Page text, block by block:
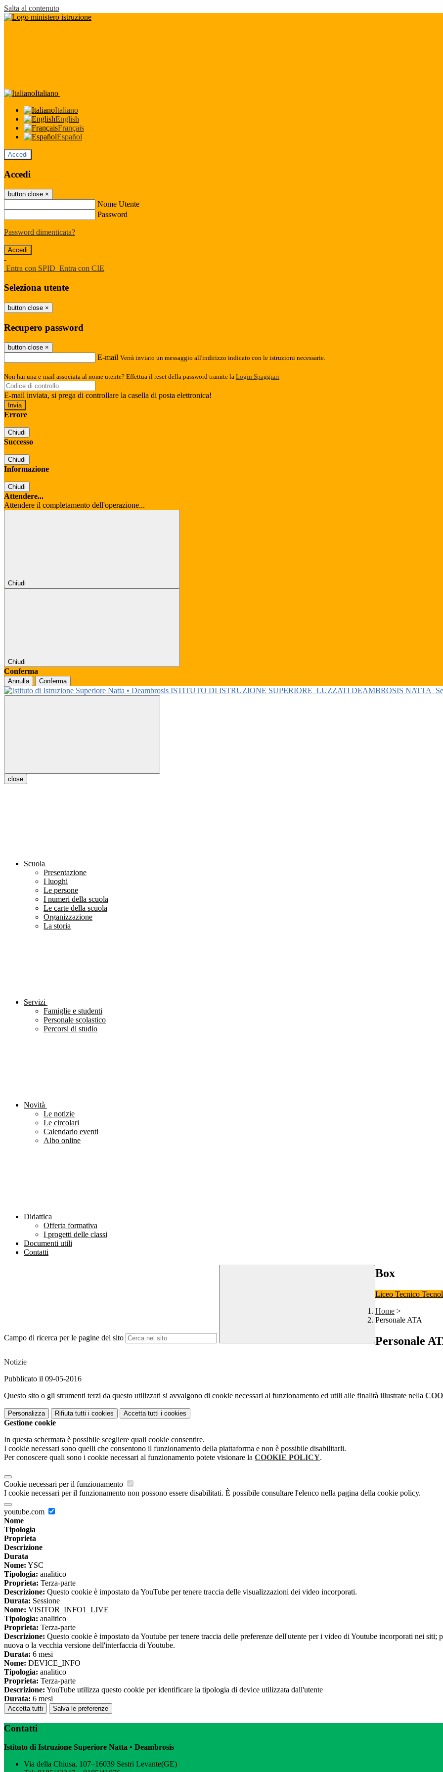
Salta al contenuto
Italiano
Italiano
English
Français
Español
Accedi
Accedi
button close ×
Nome Utente
Password
Password dimenticata?
-
Entra con SPID Entra con CIE
Seleziona utente
button close ×
Recupero password
button close ×
E-mail Verrà inviato un messaggio all'indirizzo indicato con le istruzioni necessarie.
Non hai una e-mail associata al nome utente? Effettua il reset della password tramite la Login Spaggiari
E-mail inviata, si prega di controllare la casella di posta elettronica!
Errore
Chiudi
Successo
Chiudi
Informazione
Chiudi
Attendere...
Attendere il completamento dell'operazione...
Chiudi
Chiudi
Conferma
Annulla Conferma
ISTITUTO DI ISTRUZIONE SUPERIORE LUZZATI DEAMBROSIS NATTA
close
Scuola
Presentazione
I luoghi
Le persone
I numeri della scuola
Le carte della scuola
Organizzazione
La storia
Servizi
Famiglie e studenti
Personale scolastico
Percorsi di studio
Novità
Le notizie
Le circolari
Calendario eventi
Albo online
Didattica
Offerta formativa
I progetti delle classi
Documenti utili
Contatti
Campo di ricerca per le pagine del sito
Box
Liceo Tecnico
Home >
Personale ATA
Personale
Notizie
Pubblicato il 09-05-2016
Questo sito o gli strumenti terzi da questo utilizzati si avvalgono di cookie necessari al funzionamento ed utili alle finalità illustrate nella
Personalizza Rifiuta tutti i cookies Accetta tutti i cookies
Gestione cookie
In questa schermata è possibile scegliere quali cookie consentire.
I cookie necessari sono quelli che consentono il funzionamento della piattaforma e non è possibile disabilitarli.
Per conoscere quali sono i cookie necessari al funzionamento potete visionare la COOKIE POLICY.
Cookie necessari per il funzionamento
I cookie necessari per il funzionamento non possono essere disabilitati. È possibile consultare l'elenco nella pagina della cookie policy.
youtube.com
Nome
Tipologia
Proprieta
Descrizione
Durata
Nome: YSC
Tipologia: analitico
Proprieta: Terza-parte
Descrizione: Questo cookie è impostato da YouTube per tenere traccia delle visualizzazioni dei video incorporati.
Durata: Sessione
Nome: VISITOR_INFO1_LIVE
Tipologia: analitico
Proprieta: Terza-parte
Descrizione: Questo cookie è impostato da Youtube per tenere traccia delle preferenze dell'utente per i video di Youtube incorporati nei
nuova o la vecchia versione dell'interfaccia di Youtube.
Durata: 6 mesi
Nome: DEVICE_INFO
Tipologia: analitico
Proprieta: Terza-parte
Descrizione: YouTube utilizza questo cookie per identificare la tipologia di device utilizzata dall'utente
Durata: 6 mesi
Accetta tutti Salva le preferenze
Contatti
Istituto di Istruzione Superiore Natta • Deambrosis
Via della Chiusa, 107–16039 Sestri Levante(GE)